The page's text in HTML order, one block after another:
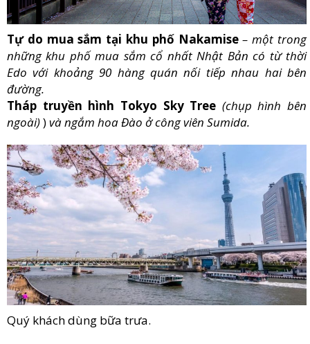
Tự do mua sắm tại khu phố Nakamise– một trong
những khu phố mua sắm cổ nhất Nhật Bản có từ thời
Edo với khoảng 90 hàng quán nối tiếp nhau hai bên
đường.
Tháp truyền hình Tokyo Sky Tree (chụp hình bên
ngoài))và ngắm hoa Đào ở công viên Sumida.
Quý khách dùng bữa trưa.